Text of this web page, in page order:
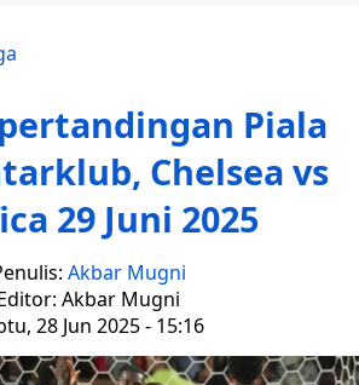
Piala
Chelsea vs
29 Juni 2025
Akbar Mugni
Akbar Mugni
28 Jun 2025 - 15:16